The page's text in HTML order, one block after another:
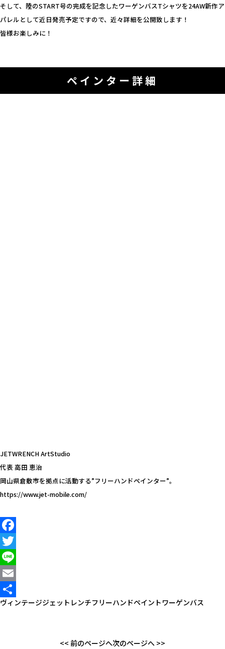
そして、陸のSTART号の完成を記念したワーゲンバスTシャツを24AW新作ア
パレルとして近日発売予定ですので、近々詳細を公開致します！
皆様お楽しみに！
ペインター詳細
JETWRENCH ArtStudio
代表 高田 恵治
岡山県倉敷市を拠点に活動する”フリーハンドペインター”。
https://www.jet-mobile.com/
Facebook
Twitter
Line
Email
共
ヴィンテージジェットレンチフリーハンドペイント ワーゲンバス
<< 前のページへ次のページへ >>